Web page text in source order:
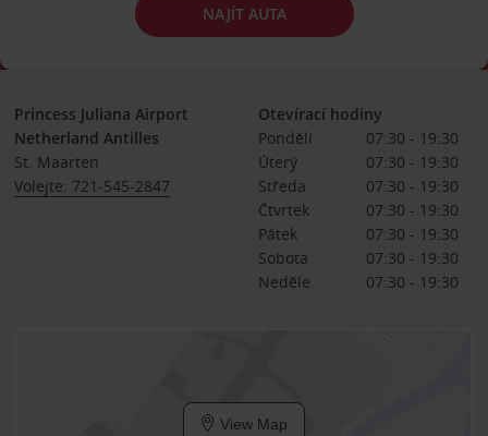
NAJÍT AUTA
Princess Juliana Airport
Netherland Antilles
St. Maarten
Volejte: 721-545-2847
Otevírací hodiny
Pondělí
07:30 - 19:30
Úterý
07:30 - 19:30
Středa
07:30 - 19:30
Čtvrtek
07:30 - 19:30
Pátek
07:30 - 19:30
Sobota
07:30 - 19:30
Neděle
07:30 - 19:30
View Map